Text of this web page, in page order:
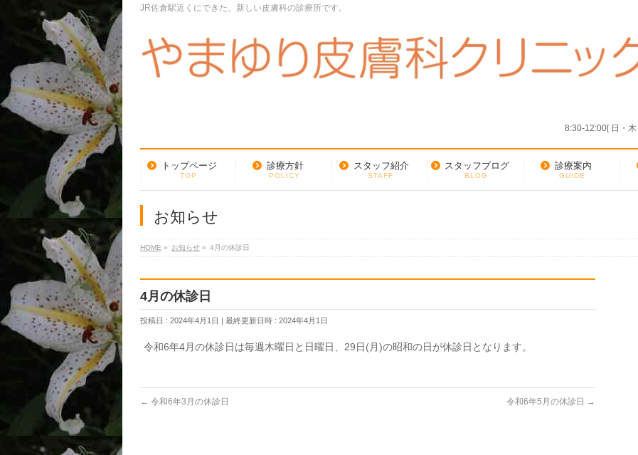
JR佐倉駅近くにできた、新しい皮膚科の診療所です。
8:30-12:00[ 日・
トップページ
TOP
診療方針
POLICY
スタッフ紹介
STAFF
スタッフブログ
BLOG
診療案内
GUIDE
お知らせ
HOME » お知らせ » 4月の休診日
4月の休診日
投稿日 : 2024年4月1日 最終更新日時 : 2024年4月1日
令和6年4月の休診日は毎週木曜日と日曜日、29日(月)の昭和の日が休診日となります。
← 令和6年3月の休診日 令和6年5月の休診日 →